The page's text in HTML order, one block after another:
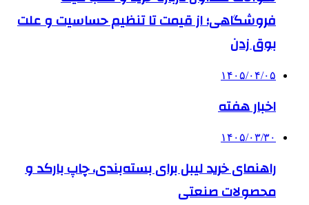
فروشگاهی؛ از قیمت تا تنظیم حساسیت و علت
بوق زدن
۱۴۰۵/۰۴/۰۵
اخبار هفته
۱۴۰۵/۰۳/۳۰
راهنمای خرید لیبل برای بسته‌بندی، چاپ بارکد و
محصولات صنعتی